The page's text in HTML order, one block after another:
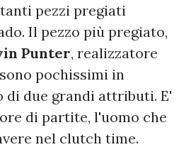
pezzi pregiati
Il pezzo più pregiato,
Punter, realizzatore
pochissimi in
di due grandi attributi. E'
di partite, l'uomo che
nel clutch time.